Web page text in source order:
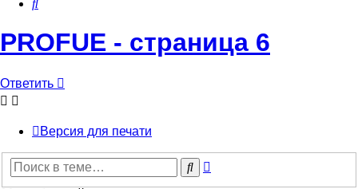
PROFUE - страница 6
Ответить
Версия для печати
Поиск